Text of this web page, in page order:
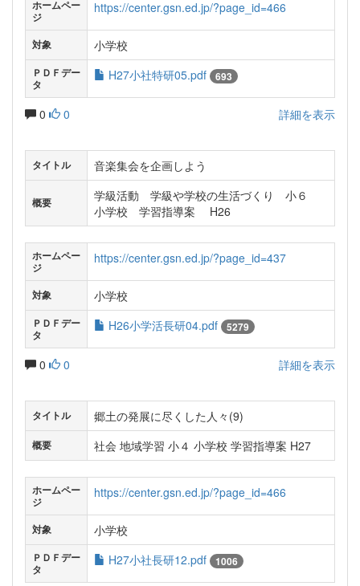
ホームペー
ジ
https://center.gsn.ed.jp/?page_id=466
対象 小学校
ＰＤＦデー
タ
H27小社特研05.pdf 693
0 0 詳細を表示
タイトル 音楽集会を企画しよう
概要
学級活動 学級や学校の生活づくり 小６
小学校 学習指導案 H26
ホームペー
ジ
https://center.gsn.ed.jp/?page_id=437
対象 小学校
ＰＤＦデー
タ
H26小学活長研04.pdf 5279
0 0 詳細を表示
タイトル 郷土の発展に尽くした人々(9)
概要 社会 地域学習 小４ 小学校 学習指導案 H27
ホームペー
ジ
https://center.gsn.ed.jp/?page_id=466
対象 小学校
ＰＤＦデー
タ
H27小社長研12.pdf 1006